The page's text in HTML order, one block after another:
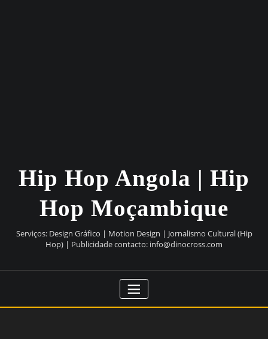
Hip Hop Angola | Hip
Hop Moçambique
Serviços: Design Gráfico | Motion Design | Jornalismo Cultural (Hip
Hop) | Publicidade contacto: info@dinocross.com